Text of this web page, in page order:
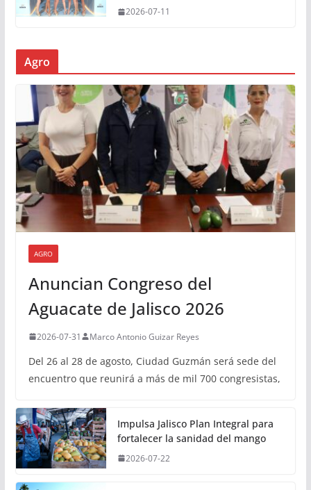
2026-07-11
Agro
AGRO
Anuncian Congreso del
Aguacate de Jalisco 2026
2026-07-31 Marco Antonio Guizar Reyes
Del 26 al 28 de agosto, Ciudad Guzmán será sede del
encuentro que reunirá a más de mil 700 congresistas,
Impulsa Jalisco Plan Integral para
fortalecer la sanidad del mango
2026-07-22